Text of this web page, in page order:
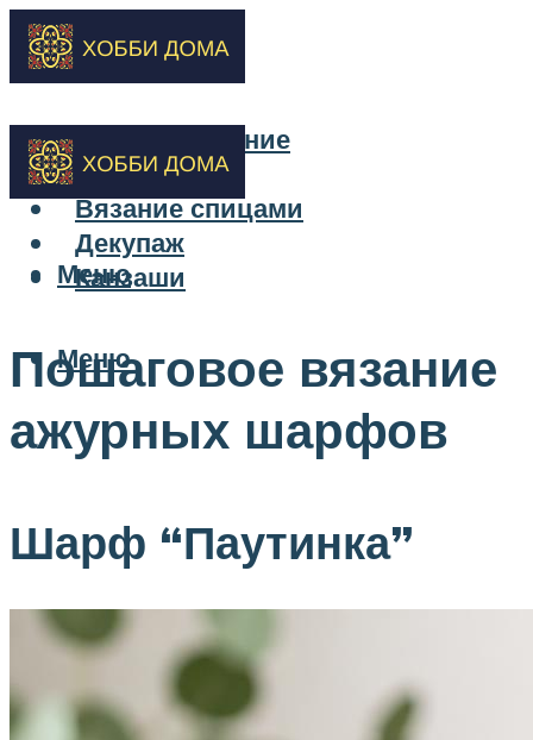
Бисероплетение
Вышивка
Вязание спицами
Декупаж
Канзаши
Меню
Меню
Пошаговое вязание
ажурных шарфов
Шарф “Паутинка”